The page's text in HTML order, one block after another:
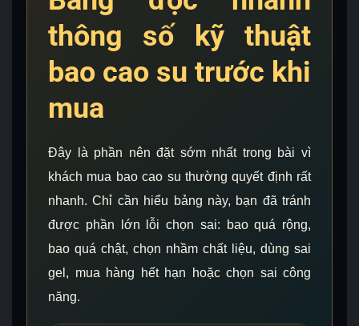
thông số kỹ thuật
bao cao su trước khi
mua
Đây là phần nên đặt sớm nhất trong bài vì
khách mua bao cao su thường quyết định rất
nhanh. Chỉ cần hiểu bảng này, bạn đã tránh
được phần lớn lỗi chọn sai: bao quá rộng,
bao quá chật, chọn nhầm chất liệu, dùng sai
gel, mua hàng hết hạn hoặc chọn sai công
năng.